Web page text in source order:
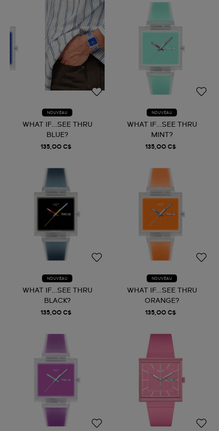
NOUVEAU
WHAT IF...SEE THRU
BLUE?
135,00 C$
NOUVEAU
WHAT IF...SEE THRU
MINT?
135,00 C$
NOUVEAU
WHAT IF...SEE THRU
BLACK?
135,00 C$
NOUVEAU
WHAT IF...SEE THRU
ORANGE?
135,00 C$